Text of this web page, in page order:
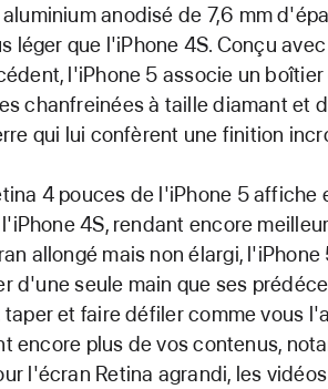
anodisé de 7,6 mm
léger que l'iPhone 4S. Conçu
l'iPhone 5 associe un
chanfreinées à taille diamant et
qui lui confèrent une finition
4 pouces de l'iPhone 5 affiche
4S, rendant encore
allongé mais non élargi, l'iPhone
d'une seule main que ses
taper et faire défiler comme vous
encore plus de vos contenus,
l'écran Retina agrandi, les